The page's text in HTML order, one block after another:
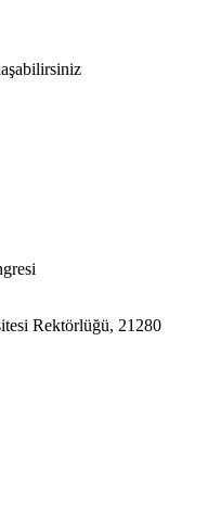
Rektörlüğü, 21280